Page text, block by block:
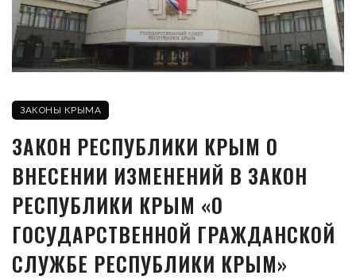
ЗАКОНЫ КРЫМА
ЗАКОН РЕСПУБЛИКИ КРЫМ О
ВНЕСЕНИИ ИЗМЕНЕНИЙ В ЗАКОН
РЕСПУБЛИКИ КРЫМ «О
ГОСУДАРСТВЕННОЙ ГРАЖДАНСКОЙ
СЛУЖБЕ РЕСПУБЛИКИ КРЫМ»